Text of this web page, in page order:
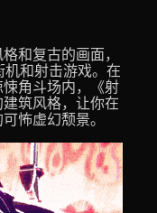
和复古的画面，
机和射击游戏。在
角斗场内，《射
筑风格，让你在
怖虚幻颓景。